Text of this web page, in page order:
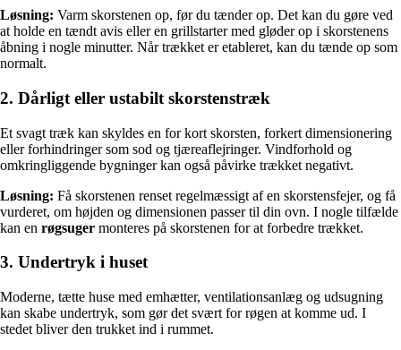
Løsning: Varm skorstenen op, før du tænder op. Det kan du gøre ved
at holde en tændt avis eller en grillstarter med gløder op i skorstenens
åbning i nogle minutter. Når trækket er etableret, kan du tænde op som
normalt.
2. Dårligt eller ustabilt skorstenstræk
Et svagt træk kan skyldes en for kort skorsten, forkert dimensionering
eller forhindringer som sod og tjæreaflejringer. Vindforhold og
omkringliggende bygninger kan også påvirke trækket negativt.
Løsning: Få skorstenen renset regelmæssigt af en skorstensfejer, og få
vurderet, om højden og dimensionen passer til din ovn. I nogle tilfælde
kan en røgsuger monteres på skorstenen for at forbedre trækket.
3. Undertryk i huset
Moderne, tætte huse med emhætter, ventilationsanlæg og udsugning
kan skabe undertryk, som gør det svært for røgen at komme ud. I
stedet bliver den trukket ind i rummet.